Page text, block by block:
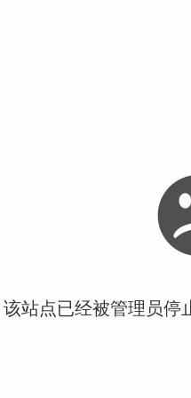
站点已经被管理员停